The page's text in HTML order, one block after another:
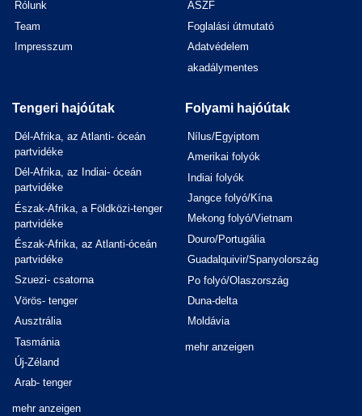
Rólunk
Team
Impresszum
ÁSZF
Foglalási útmutató
Adatvédelem
akadálymentes
Tengeri hajóútak
Dél-Afrika, az Atlanti- óceán
partvidéke
Dél-Afrika, az Indiai- óceán
partvidéke
Észak-Afrika, a Földközi-tenger
partvidéke
Észak-Afrika, az Atlanti-óceán
partvidéke
Szuezi- csatorna
Vörös- tenger
Ausztrália
Tasmánia
Új-Zéland
Arab- tenger
mehr anzeigen
Folyami hajóútak
Nílus/Egyiptom
Amerikai folyók
Indiai folyók
Jangce folyó/Kína
Mekong folyó/Vietnam
Douro/Portugália
Guadalquivir/Spanyolország
Po folyó/Olaszország
Duna-delta
Moldávia
mehr anzeigen